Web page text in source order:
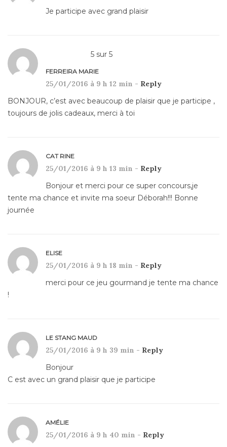
Je participe avec grand plaisir
5 sur 5
FERREIRA MARIE
25/01/2016 à 9 h 12 min - Reply
BONJOUR, c’est avec beaucoup de plaisir que je participe ,
toujours de jolis cadeaux, merci à toi
CAT RINE
25/01/2016 à 9 h 13 min - Reply
Bonjour et merci pour ce super concours,je
tente ma chance et invite ma soeur Déborah!!! Bonne
journée
ELISE
25/01/2016 à 9 h 18 min - Reply
merci pour ce jeu gourmand je tente ma chance
!
LE STANG MAUD
25/01/2016 à 9 h 39 min - Reply
Bonjour
C est avec un grand plaisir que je participe
AMÉLIE
25/01/2016 à 9 h 40 min - Reply